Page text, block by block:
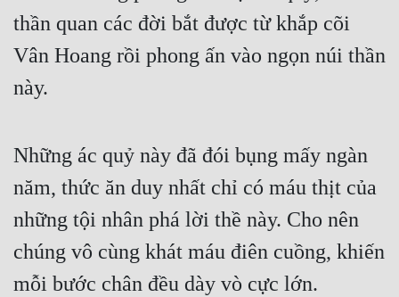
thần quan các đời bắt được từ khắp cõi
Vân Hoang rồi phong ấn vào ngọn núi thần
này.
Những ác quỷ này đã đói bụng mấy ngàn
năm, thức ăn duy nhất chỉ có máu thịt của
những tội nhân phá lời thề này. Cho nên
chúng vô cùng khát máu điên cuồng, khiến
mỗi bước chân đều dày vò cực lớn.